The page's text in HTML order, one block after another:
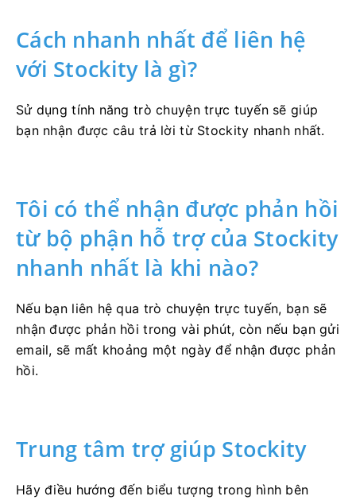
Cách nhanh nhất để liên hệ
với Stockity là gì?
Sử dụng tính năng trò chuyện trực tuyến sẽ giúp
bạn nhận được câu trả lời từ Stockity nhanh nhất.
Tôi có thể nhận được phản hồi
từ bộ phận hỗ trợ của Stockity
nhanh nhất là khi nào?
Nếu bạn liên hệ qua trò chuyện trực tuyến, bạn sẽ
nhận được phản hồi trong vài phút, còn nếu bạn gửi
email, sẽ mất khoảng một ngày để nhận được phản
hồi.
Trung tâm trợ giúp Stockity
Hãy điều hướng đến biểu tượng trong hình bên